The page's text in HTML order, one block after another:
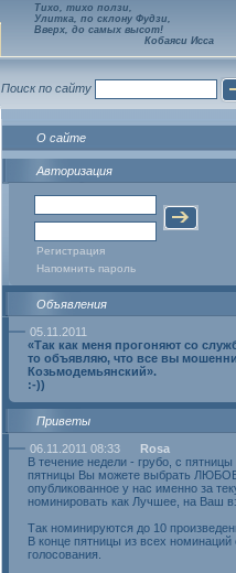
Тихо, тихо ползи,
Улитка, по склону Фудзи,
Вверх, до самых высот!
Кобаяси Исса
Поиск по сайту
О сайте
Авторизация
Регистрация
Напомнить пароль
Объявления
05.11.2011
«Так как меня прогоняют со
то объявляю, что все вы
Козьмодемьянский».
:-))
Приветы
06.11.2011 08:33
Rosa
В течение недели - грубо, с
пятницы Вы можете выбрать ЛЮБОЕ
опубликованное у нас именно за
номинировать как Лучшее, на Ваш
Так номинируются до 10
В конце пятницы из всех номинаций
голосования.